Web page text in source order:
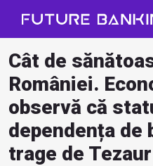
Cât de
României.
observă că
dependența de
trage de